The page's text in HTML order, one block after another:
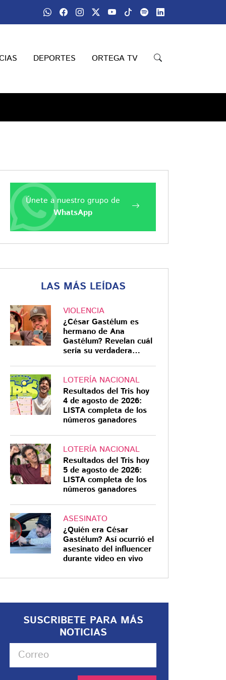
DEPORTES ORTEGA TV
Únete a nuestro grupo de
WhatsApp
LAS MÁS LEÍDAS
VIOLENCIA
¿César Gastélum es
hermano de Ana
Gastélum? Revelan cuál
sería su verdadera
LOTERÍA NACIONAL
Resultados del Tris hoy
4 de agosto de 2026:
LISTA completa de los
números ganadores
LOTERÍA NACIONAL
Resultados del Tris hoy
5 de agosto de 2026:
LISTA completa de los
números ganadores
ASESINATO
¿Quién era César
Gastélum? Así ocurrió el
asesinato del influencer
durante video en vivo
SUSCRIBETE PARA MÁS
NOTICIAS